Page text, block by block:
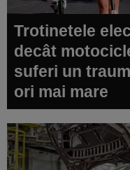
Trotinetele
decât
suferi un
ori mai mare